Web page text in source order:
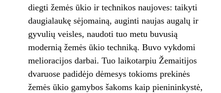
diegti žemės ūkio ir technikos naujoves: taikyti
daugialaukę sėjomainą, auginti naujas augalų ir
gyvulių veisles, naudoti tuo metu buvusią
modernią žemės ūkio techniką. Buvo vykdomi
melioracijos darbai. Tuo laikotarpiu Žemaitijos
dvaruose padidėjo dėmesys tokioms prekinės
žemės ūkio gamybos šakoms kaip pienininkystė,